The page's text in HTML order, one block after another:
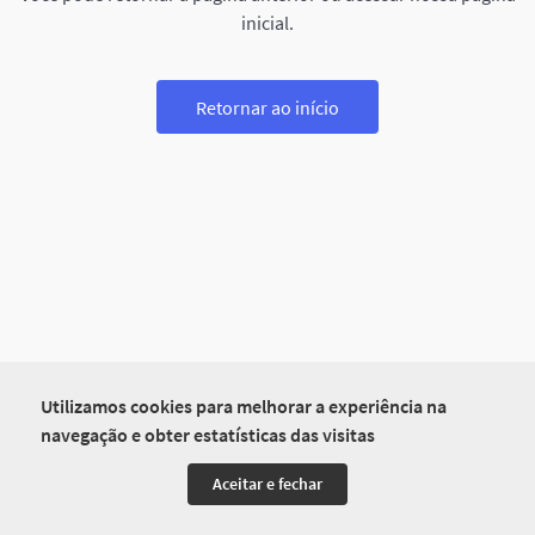
Utilizamos cookies para melhorar a experiência na
navegação e obter estatísticas das visitas
Aceitar e fechar
inicial.
Retornar ao início